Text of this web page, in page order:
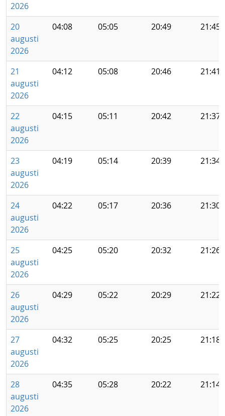
2026
20
augusti
2026
04:08 05:05 20:49 21:45
21
augusti
2026
04:12 05:08 20:46 21:41
22
augusti
2026
04:15 05:11 20:42 21:37
23
augusti
2026
04:19 05:14 20:39 21:34
24
augusti
2026
04:22 05:17 20:36 21:30
25
augusti
2026
04:25 05:20 20:32 21:26
26
augusti
2026
04:29 05:22 20:29 21:22
27
augusti
2026
04:32 05:25 20:25 21:18
28
augusti
2026
04:35 05:28 20:22 21:14